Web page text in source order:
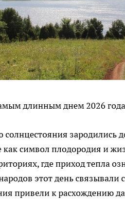
длинным днем 2026
зародились
символ плодородия и
где приход тепла
этот день связывали
привели к расхождению